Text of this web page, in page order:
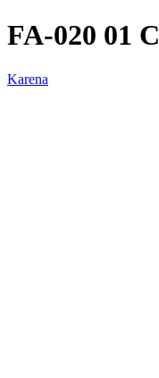
FA-020 01
Karena